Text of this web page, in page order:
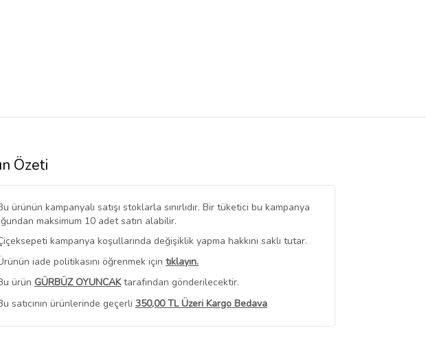
Özeti
ürünün kampanyalı satışı stoklarla sınırlıdır. Bir tüketici bu kampanya
maksimum 10 adet satın alabilir.
kampanya koşullarında değişiklik yapma hakkını saklı tutar.
iade politikasını öğrenmek için tıklayın.
ürün GÜRBÜZ OYUNCAKtarafından gönderilecektir.
satıcının ürünlerinde geçerli 350,00 TL Üzeri Kargo Bedava
SatıcınınTüm Ürünlerini Görüntüle